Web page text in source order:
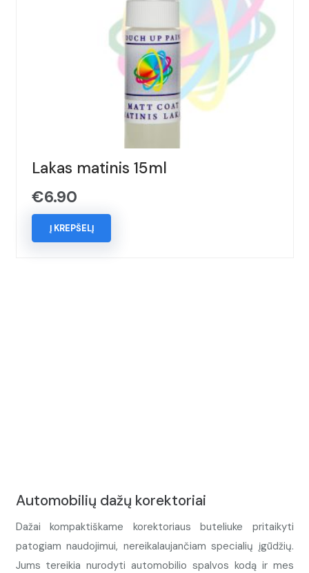
Lakas matinis 15ml
€6.90
Į KREPŠELĮ
Automobilių dažų korektoriai
Dažai kompaktiškame korektoriaus buteliuke pritaikyti
patogiam naudojimui, nereikalaujančiam specialių įgūdžių.
Jums tereikia nurodyti automobilio spalvos kodą ir mes